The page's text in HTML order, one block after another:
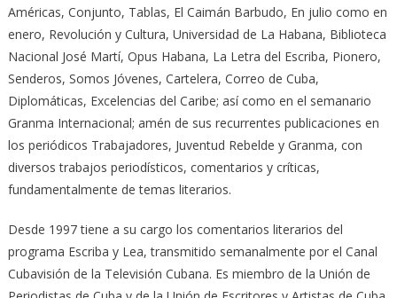
Américas, Conjunto, Tablas, El Caimán Barbudo, En julio como en
enero, Revolución y Cultura, Universidad de La Habana, Biblioteca
Nacional José Martí, Opus Habana, La Letra del Escriba, Pionero,
Senderos, Somos Jóvenes, Cartelera, Correo de Cuba,
Diplomáticas, Excelencias del Caribe; así como en el semanario
Granma Internacional; amén de sus recurrentes publicaciones en
los periódicos Trabajadores, Juventud Rebelde y Granma, con
diversos trabajos periodísticos, comentarios y críticas,
fundamentalmente de temas literarios.
Desde 1997 tiene a su cargo los comentarios literarios del
programa Escriba y Lea, transmitido semanalmente por el Canal
Cubavisión de la Televisión Cubana. Es miembro de la Unión de